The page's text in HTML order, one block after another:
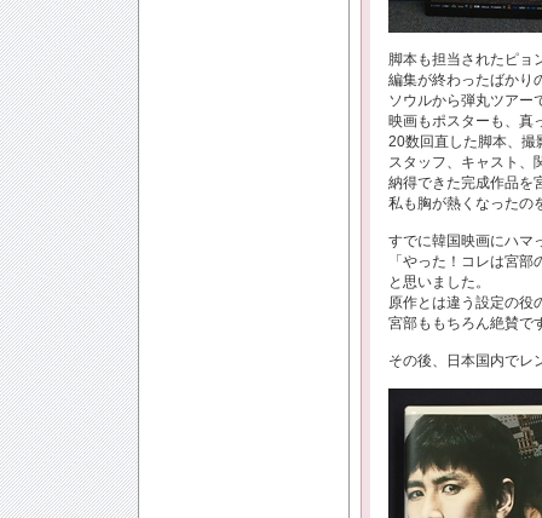
脚本も担当されたピョ
編集が終わったばかり
ソウルから弾丸ツアー
映画もポスターも、真
20数回直した脚本、撮
スタッフ、キャスト、
納得できた完成作品を
私も胸が熱くなったの
すでに韓国映画にハマ
「やった！コレは宮
と思いました。
原作とは違う設定の役
宮部ももちろん絶賛で
その後、日本国内でレ